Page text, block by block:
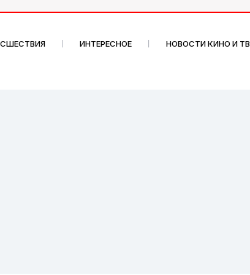
ИНТЕРЕСНОЕ НОВОСТИ КИНО И ТВ